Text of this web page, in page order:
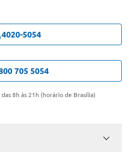
4020-5054
705 5054
8h às 21h (horário de Brasília)